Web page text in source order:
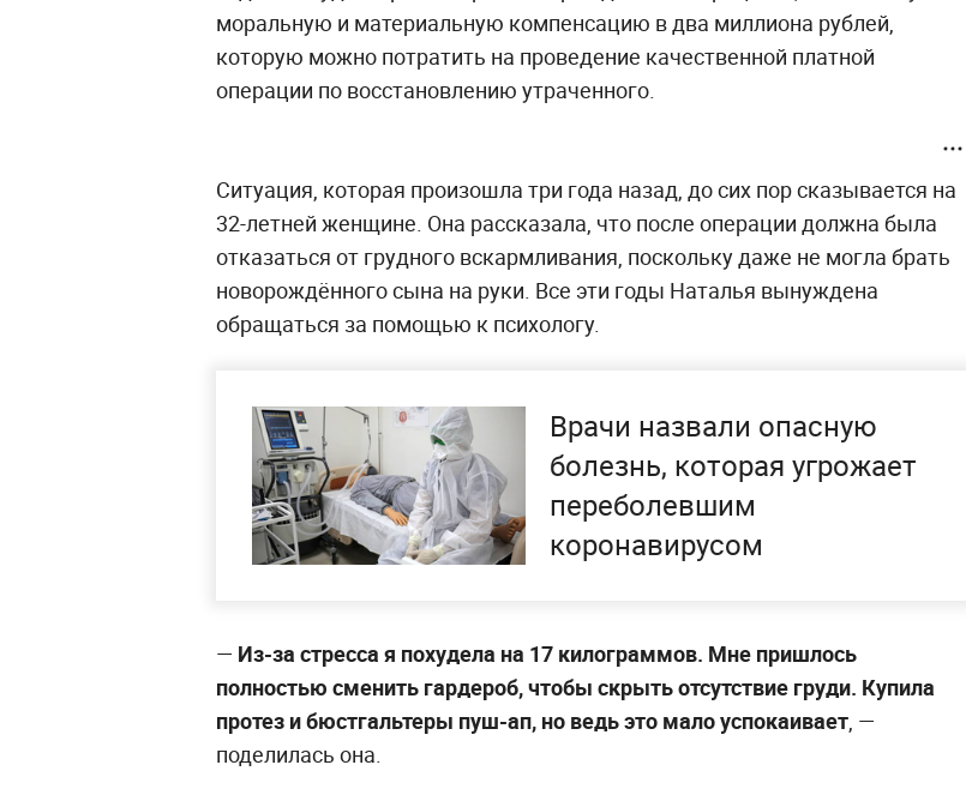
моральную и материальную компенсацию в два миллиона рублей,
которую можно потратить на проведение качественной платной
операции по восстановлению утраченного.
Ситуация, которая произошла три года назад, до сих пор сказывается на
32-летней женщине. Она рассказала, что после операции должна была
отказаться от грудного вскармливания, поскольку даже не могла брать
новорождённого сына на руки. Все эти годы Наталья вынуждена
обращаться за помощью к психологу.
Врачи назвали опасную
болезнь, которая угрожает
переболевшим
коронавирусом
— Из-за стресса я похудела на 17 килограммов. Мне пришлось
полностью сменить гардероб, чтобы скрыть отсутствие груди. Купила
протез и бюстгальтеры пуш-ап, но ведь это мало успокаивает, —
поделилась она.